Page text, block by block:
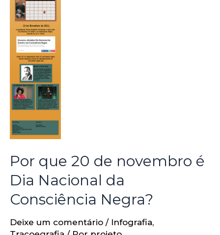
Por que 20 de novembro é
Dia Nacional da
Consciência Negra?
Deixe um comentário / Infografia,